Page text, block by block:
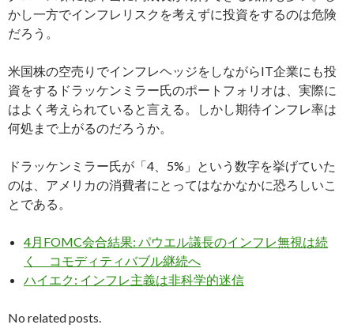
かし一方でインフレリスクを考えずに投資をするのは危険
だろう。
米国株の空売りでインフレヘッジをしながらIT企業にも投
資をするドラッケンミラー氏のポートフォリオは、実際に
はよく考えられていると言える。しかし期待インフレ率は
何処まで上がるのだろうか。
ドラッケンミラー氏が「4、5%」という数字を挙げていた
のは、アメリカの消費者にとってはなかなかに恐ろしいこ
とである。
4月FOMC会合結果: パウエル議長のインフレ無視は続
く コモディティバブル継続へ
ハイエク: インフレ主義は非科学的迷信
No related posts.